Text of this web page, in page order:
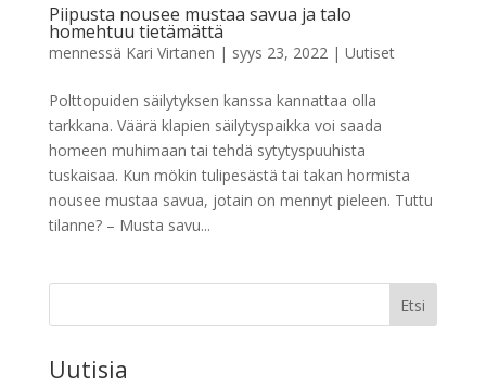
Piipusta nousee mustaa savua ja talo
homehtuu tietämättä
mennessä Kari Virtanen | syys 23, 2022| Uutiset
Polttopuiden säilytyksen kanssa kannattaa olla
tarkkana. Väärä klapien säilytyspaikka voi saada
homeen muhimaan tai tehdä sytytyspuuhista
tuskaisaa. Kun mökin tulipesästä tai takan hormista
nousee mustaa savua, jotain on mennyt pieleen. Tuttu
tilanne? – Musta savu...
Etsi
Uutisia